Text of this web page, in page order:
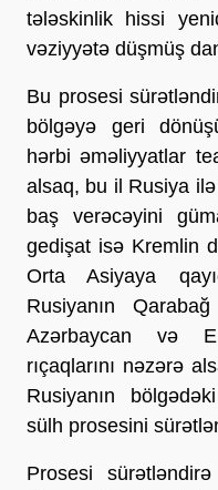
tələskinlik hissi
vəziyyətə düşmüş
Bu prosesi
bölgəyə geri
hərbi əməliyyatlar
alsaq, bu il Rusiya
baş verəcəyini
gedişat isə Kremlin
Orta Asiyaya
Rusiyanın
Azərbaycan və
rıçaqlarını nəzərə
Rusiyanın
sülh prosesini
Prosesi